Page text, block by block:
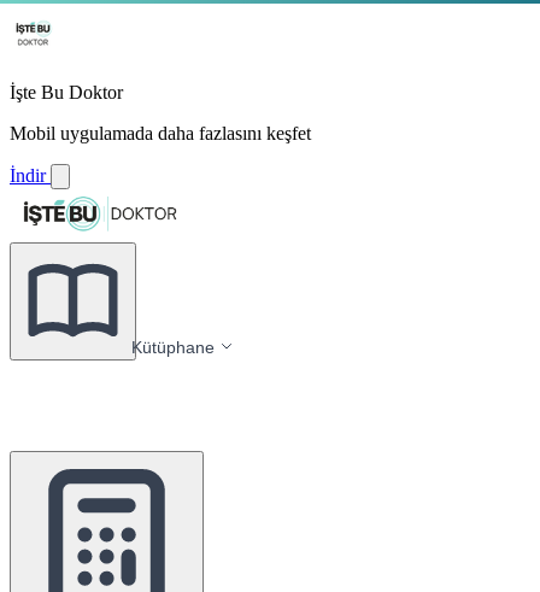
İşte Bu Doktor
Mobil uygulamada daha fazlasını keşfet
İndir
Kütüphane